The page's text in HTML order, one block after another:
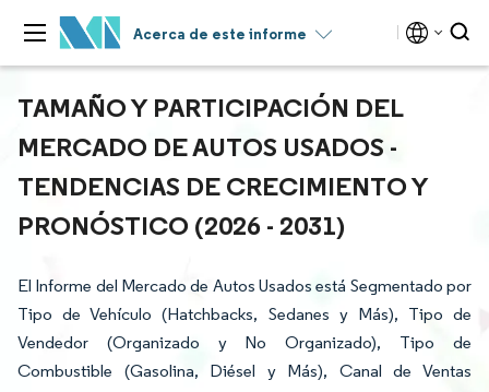
Acerca de este informe
TAMAÑO Y PARTICIPACIÓN DEL
MERCADO DE AUTOS USADOS -
TENDENCIAS DE CRECIMIENTO Y
PRONÓSTICO (2026 - 2031)
El Informe del Mercado de Autos Usados está Segmentado por
Tipo de Vehículo (Hatchbacks, Sedanes y Más), Tipo de
Vendedor (Organizado y No Organizado), Tipo de
Combustible (Gasolina, Diésel y Más), Canal de Ventas